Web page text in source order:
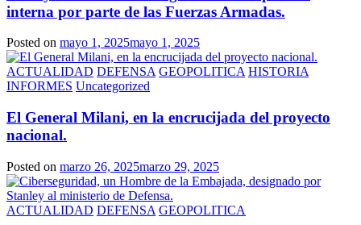
interna por parte de las Fuerzas Armadas.
Posted on mayo 1, 2025mayo 1, 2025
ACTUALIDAD DEFENSA GEOPOLITICA HISTORIA
INFORMES Uncategorized
El General Milani, en la encrucijada del proyecto
nacional.
Posted on marzo 26, 2025marzo 29, 2025
ACTUALIDAD DEFENSA GEOPOLITICA